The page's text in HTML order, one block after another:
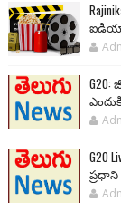
G20:
G20